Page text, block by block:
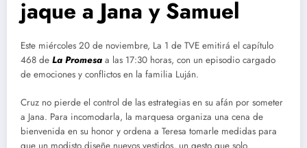
jaque a Jana y Samuel
Este miércoles 20 de noviembre, La 1 de TVE emitirá el capítulo
468 de La Promesa a las 17:30 horas, con un episodio cargado
de emociones y conflictos en la familia Luján.
Cruz no pierde el control de las estrategias en su afán por someter
a Jana. Para incomodarla, la marquesa organiza una cena de
bienvenida en su honor y ordena a Teresa tomarle medidas para
que un modisto diseñe nuevos vestidos, un gesto que solo